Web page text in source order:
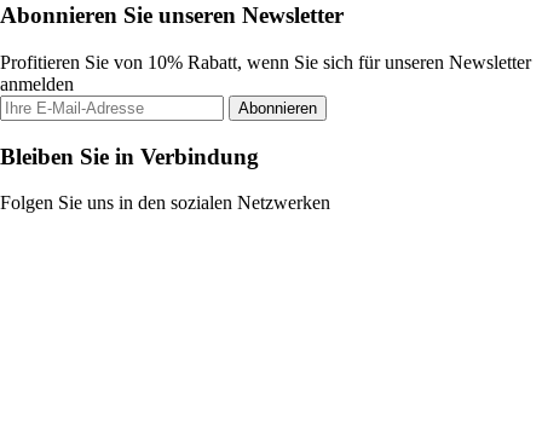
Abonnieren Sie unseren Newsletter
Profitieren Sie von 10% Rabatt, wenn Sie sich für unseren Newsletter
anmelden
Abonnieren
Bleiben Sie in Verbindung
Folgen Sie uns in den sozialen Netzwerken